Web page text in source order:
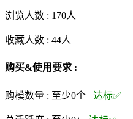
浏览人数 : 170人
收藏人数 : 44人
购买&使用要求 :
购模数量 : 至少0个 达标✅